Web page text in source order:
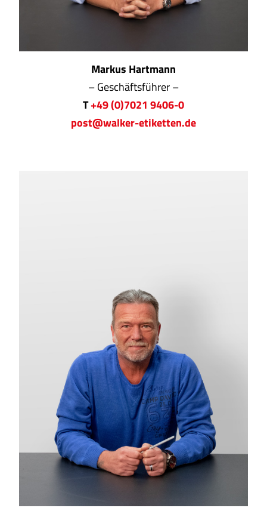
Markus Hartmann
– Geschäftsführer –
T+49 (0)7021 9406-0
post@walker-etiketten.de